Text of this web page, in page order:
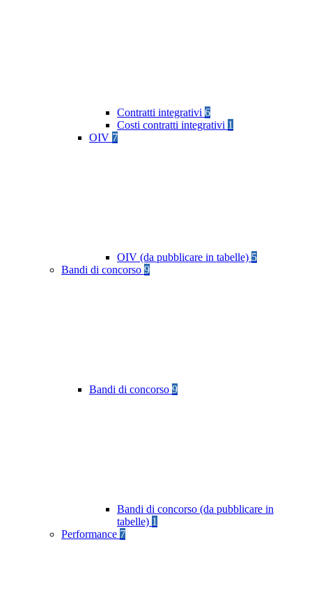
Contratti integrativi 6
Costi contratti integrativi 1
OIV 7
OIV (da pubblicare in tabelle) 5
Bandi di concorso 9
Bandi di concorso 9
Bandi di concorso (da pubblicare in
tabelle) 1
Performance 7